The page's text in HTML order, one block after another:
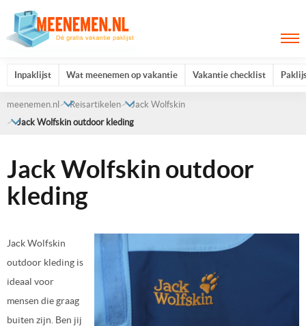
Inpaklijst Wat meenemen op vakantie Vakantie checklist
meenemen.nl Reisartikelen
Jack Wolfskin
Jack Wolfskin outdoor kleding
Jack Wolfskin outdoor
kleding
Jack Wolfskin
outdoor kleding is
ideaal voor
mensen die graag
buiten zijn. Ben jij